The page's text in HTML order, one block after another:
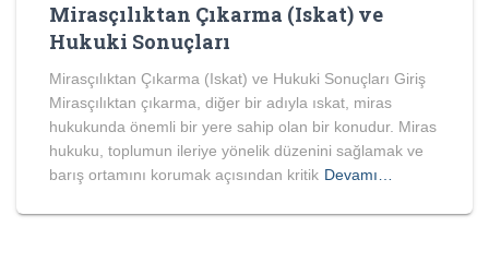
Mirasçılıktan Çıkarma (Iskat) ve
Hukuki Sonuçları
Mirasçılıktan Çıkarma (Iskat) ve Hukuki Sonuçları Giriş
Mirasçılıktan çıkarma, diğer bir adıyla ıskat, miras
hukukunda önemli bir yere sahip olan bir konudur. Miras
hukuku, toplumun ileriye yönelik düzenini sağlamak ve
barış ortamını korumak açısından kritik Devamı…